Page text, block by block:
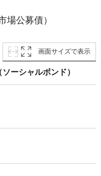
場公募債）
画面サイズで表示
ーシャルボンド）